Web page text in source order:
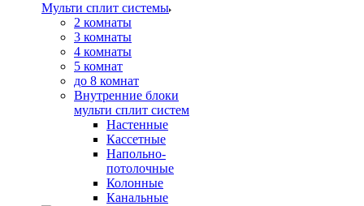
Мульти сплит системы
2 комнаты
3 комнаты
4 комнаты
5 комнат
до 8 комнат
Внутренние блоки
мульти сплит систем
Настенные
Кассетные
Напольно-
потолочные
Колонные
Канальные